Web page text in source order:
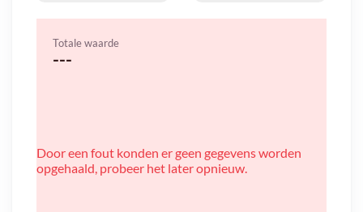
Totale waarde
---
Door een fout konden er geen gegevens worden
opgehaald, probeer het later opnieuw.